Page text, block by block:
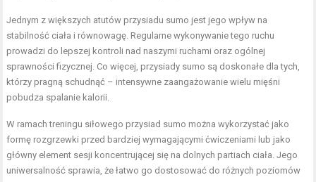
Jednym z większych atutów przysiadu sumo jest jego wpływ na
stabilność ciała i równowagę. Regularne wykonywanie tego ruchu
prowadzi do lepszej kontroli nad naszymi ruchami oraz ogólnej
sprawności fizycznej. Co więcej, przysiady sumo są doskonałe dla tych,
którzy pragną schudnąć – intensywne zaangażowanie wielu mięśni
pobudza spalanie kalorii.
W ramach treningu siłowego przysiad sumo można wykorzystać jako
formę rozgrzewki przed bardziej wymagającymi ćwiczeniami lub jako
główny element sesji koncentrującej się na dolnych partiach ciała. Jego
uniwersalność sprawia, że łatwo go dostosować do różnych poziomów